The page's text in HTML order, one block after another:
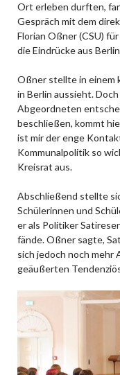
Ort erleben durften,
Gespräch mit dem
Florian Oßner (CSU)
die Eindrücke aus
Oßner stellte in einem
in Berlin aussieht.
Abgeordneten
beschließen, kommt
ist mir der enge
Kommunalpolitik so
Kreisrat aus.
Abschließend stellte
Schülerinnen und
er als Politiker
fände. Oßner sagte,
sich jedoch noch mehr
geäußerten